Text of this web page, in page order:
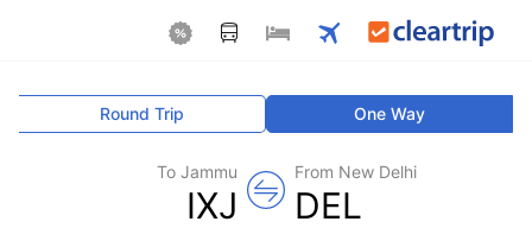
One Way
Round Trip
From New Delhi
DEL
To Jammu
IXJ